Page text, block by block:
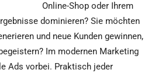
Online-Shop oder Ihrem
dominieren? Sie möchten
und neue Kunden gewinnen,
Im modernen Marketing
Ads vorbei. Praktisch jeder